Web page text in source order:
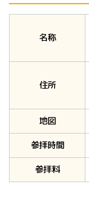
名称
住所
地図
参拝時間
参拝料